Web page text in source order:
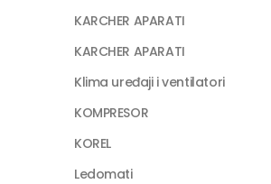
KARCHER APARATI
KARCHER APARATI
Klima uređaji i ventilatori
KOMPRESOR
KOREL
Ledomati